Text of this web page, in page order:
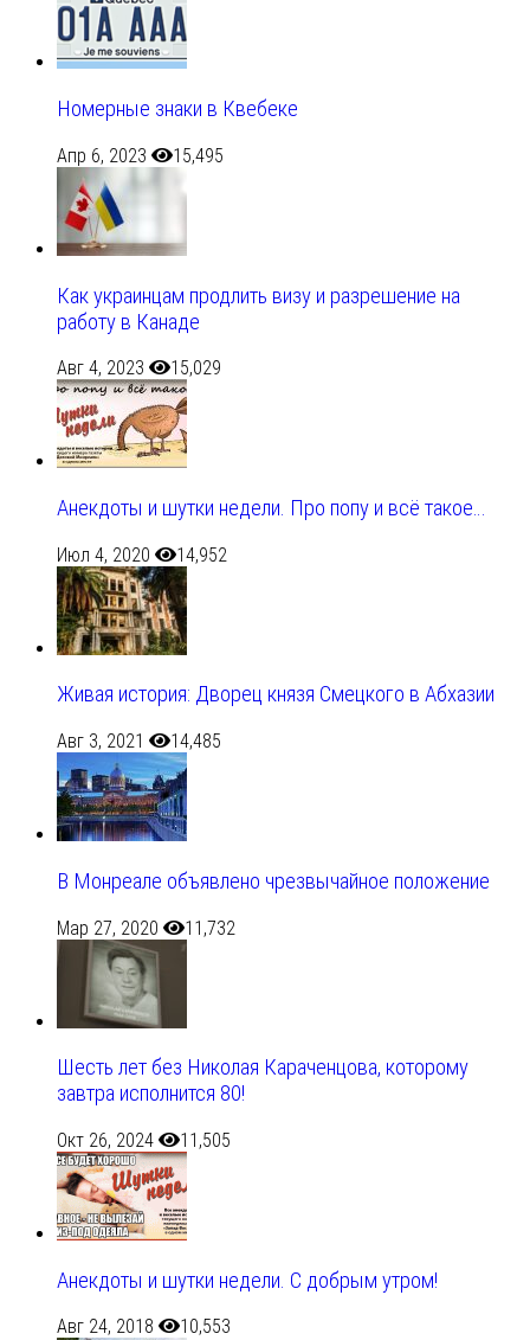
Номерные знаки в Квебеке
Апр 6, 2023 15,495
Как украинцам продлить визу и разрешение на
работу в Канаде
Авг 4, 2023 15,029
Анекдоты и шутки недели. Про попу и всё такое…
Июл 4, 2020 14,952
Живая история: Дворец князя Смецкого в Абхазии
Авг 3, 2021 14,485
В Монреале объявлено чрезвычайное положение
Мар 27, 2020 11,732
Шесть лет без Николая Караченцова, которому
завтра исполнится 80!
Окт 26, 2024 11,505
Анекдоты и шутки недели. С добрым утром!
Авг 24, 2018 10,553